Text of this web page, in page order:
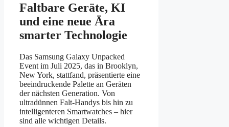
Faltbare Geräte, KI
und eine neue Ära
smarter Technologie
Das Samsung Galaxy Unpacked
Event im Juli 2025, das in Brooklyn,
New York, stattfand, präsentierte eine
beeindruckende Palette an Geräten
der nächsten Generation. Von
ultradünnen Falt-Handys bis hin zu
intelligenteren Smartwatches – hier
sind alle wichtigen Details.